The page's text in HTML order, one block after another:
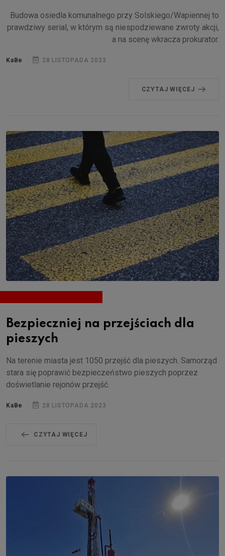
Budowa osiedla komunalnego przy Solskiego/Wapiennej to
prawdziwy serial, w którym są niespodziewane zwroty akcji,
a na scenę wkracza prokurator.
KaBe 28 LISTOPADA 2023
CZYTAJ WIĘCEJ
Bezpieczniej na przejściach dla
pieszych
Na terenie miasta jest 1050 przejść dla pieszych. Samorząd
stara się poprawić bezpieczeństwo pieszych poprzez
doświetlanie rejonów przejść.
KaBe 28 LISTOPADA 2023
CZYTAJ WIĘCEJ